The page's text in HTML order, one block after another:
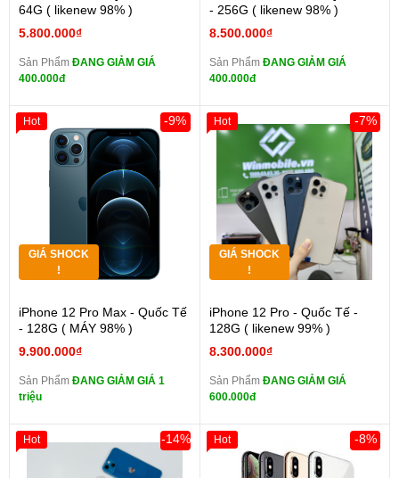
64G ( likenew 98% )
5.800.000₫
Sản Phẩm ĐANG GIẢM GIÁ
400.000đ
- 256G ( likenew 98% )
8.500.000₫
Sản Phẩm ĐANG GIẢM GIÁ
400.000đ
GIÁ SHOCK
!
iPhone 12 Pro Max - Quốc Tế
- 128G ( MÁY 98% )
9.900.000₫
-9%
Sản Phẩm ĐANG GIẢM GIÁ 1
triệu
Hot
GIÁ SHOCK
!
iPhone 12 Pro - Quốc Tế -
128G ( likenew 99% )
8.300.000₫
-7%
Sản Phẩm ĐANG GIẢM GIÁ
600.000đ
Hot
-14%
Hot -8%
Hot